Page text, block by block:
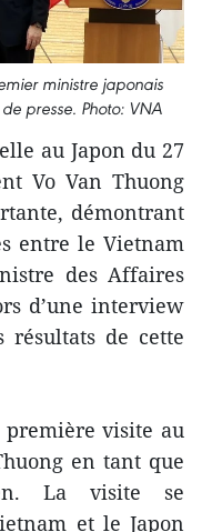
ministre japonais
presse. Photo: VNA
au Japon du 27
Vo Van Thuong
démontrant
entre le Vietnam
des Affaires
d’une interview
résultats de cette
visite au
en tant que
La visite se
et le Japon